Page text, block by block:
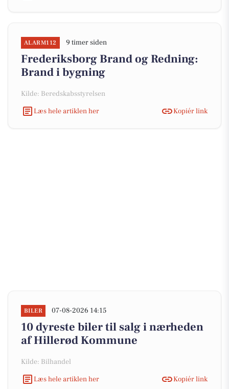
ALARM112 9 timer siden
Frederiksborg Brand og Redning:
Brand i bygning
Kilde: Beredskabsstyrelsen
Læs hele artiklen her
Kopiér link
BILER 07-08-2026 14:15
10 dyreste biler til salg i nærheden
af Hillerød Kommune
Kilde: Bilhandel
Læs hele artiklen her
Kopiér link